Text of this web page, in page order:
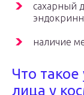
сахарный
наличие
Что такое
лица у